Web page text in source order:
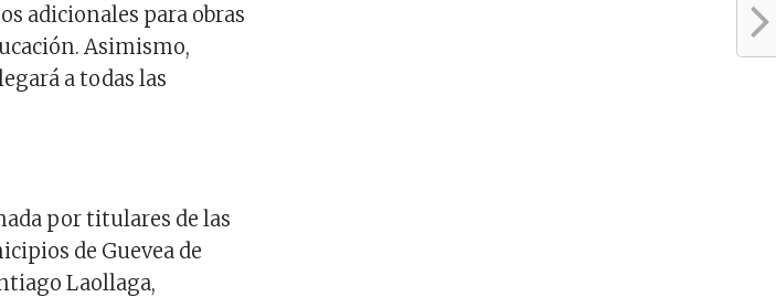
adicionales para obras
Asimismo,
a todas las
por titulares de las
de Guevea de
Laollaga,